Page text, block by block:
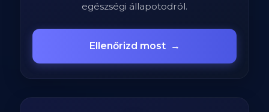
egészségi állapotodról.
Ellenőrizd most →